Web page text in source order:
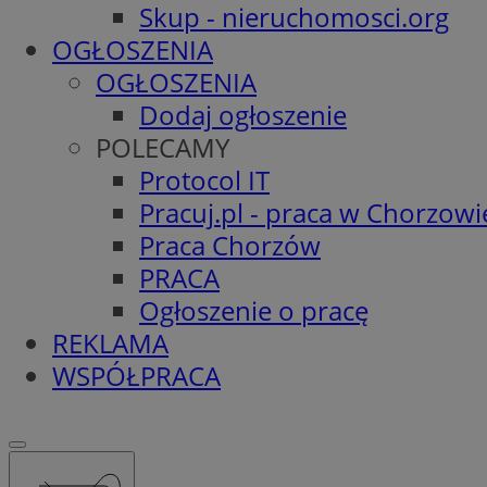
Skup - nieruchomosci.org
OGŁOSZENIA
OGŁOSZENIA
Dodaj ogłoszenie
POLECAMY
Protocol IT
Pracuj.pl - praca w
Praca Chorzów
PRACA
Ogłoszenie o pracę
REKLAMA
WSPÓŁPRACA